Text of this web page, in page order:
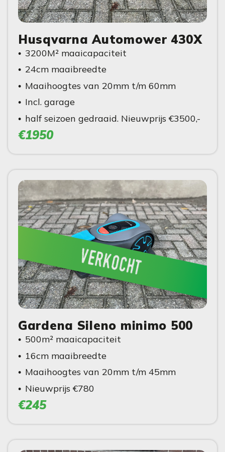
Husqvarna Automower 430X
3200M² maaicapaciteit
24cm maaibreedte
Maaihoogtes van 20mm t/m 60mm
Incl. garage
half seizoen gedraaid. Nieuwprijs €3500,-
€1950
verkocht
Gardena Sileno minimo 500
500m² maaicapaciteit
16cm maaibreedte
Maaihoogtes van 20mm t/m 45mm
Nieuwprijs €780
€245